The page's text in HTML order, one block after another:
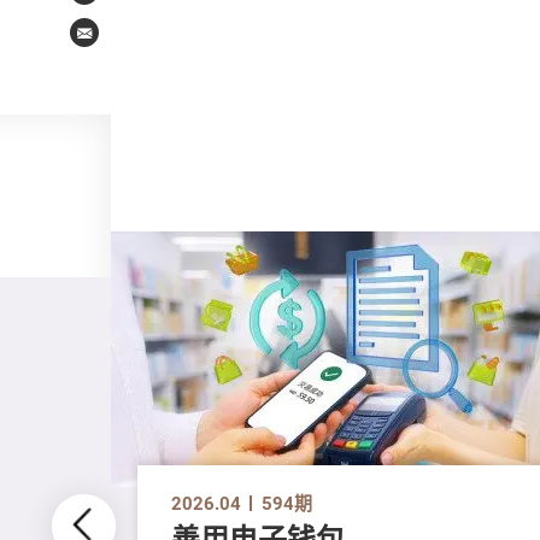
Email
2026.04 594期